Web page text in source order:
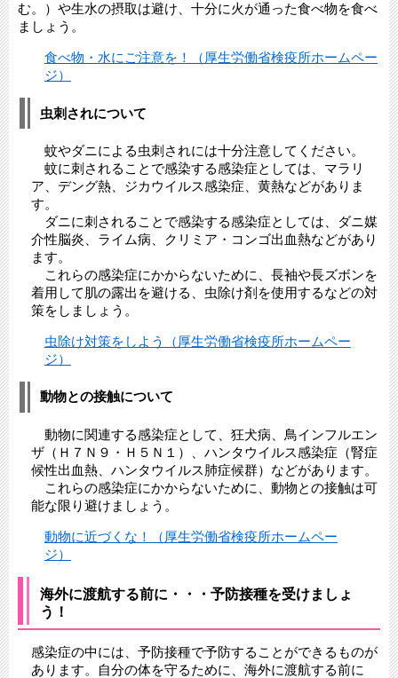
む。）や生水の摂取は避け、十分に火が通った食べ物を食べ
ましょう。
食べ物・水にご注意を！（厚生労働省検疫所ホームペー
ジ）
虫刺されについて
蚊やダニによる虫刺されには十分注意してください。
蚊に刺されることで感染する感染症としては、マラリ
ア、デング熱、ジカウイルス感染症、黄熱などがありま
す。
ダニに刺されることで感染する感染症としては、ダニ媒
介性脳炎、ライム病、クリミア・コンゴ出血熱などがあり
ます。
これらの感染症にかからないために、長袖や長ズボンを
着用して肌の露出を避ける、虫除け剤を使用するなどの対
策をしましょう。
虫除け対策をしよう（厚生労働省検疫所ホームペー
ジ）
動物との接触について
動物に関連する感染症として、狂犬病、鳥インフルエン
ザ（Ｈ７Ｎ９・Ｈ５Ｎ１）、ハンタウイルス感染症（腎症
候性出血熱、ハンタウイルス肺症候群）などがあります。
これらの感染症にかからないために、動物との接触は可
能な限り避けましょう。
動物に近づくな！（厚生労働省検疫所ホームペー
ジ）
海外に渡航する前に・・・予防接種を受けましょ
う！
感染症の中には、予防接種で予防することができるものが
あります。自分の体を守るために、海外に渡航する前に